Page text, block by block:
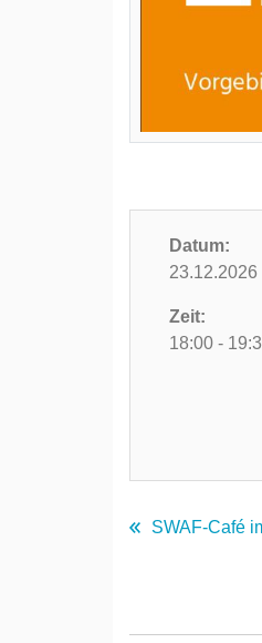
Datum:
23.12.2026
Zeit:
18:00 -
SWAF-Café